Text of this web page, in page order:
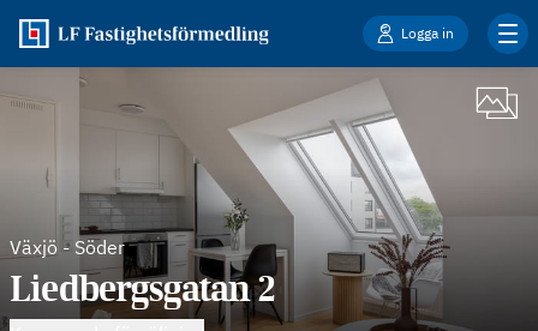
Logga in
Växjö - Söder
Liedbergsgatan 2